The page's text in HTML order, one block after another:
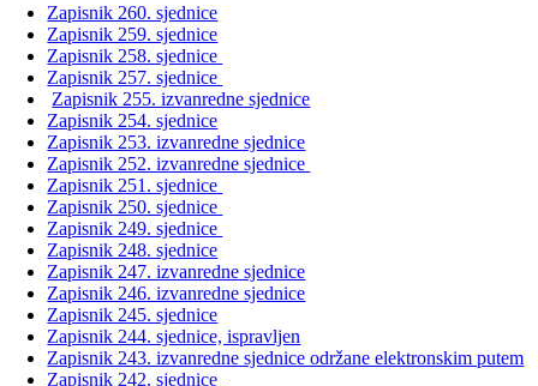
Zapisnik 260. sjednice
Zapisnik 259. sjednice
Zapisnik 258. sjednice
Zapisnik 257. sjednice
Zapisnik 255. izvanredne sjednice
Zapisnik 254. sjednice
Zapisnik 253. izvanredne sjednice
Zapisnik 252. izvanredne sjednice
Zapisnik 251. sjednice
Zapisnik 250. sjednice
Zapisnik 249. sjednice
Zapisnik 248. sjednice
Zapisnik 247. izvanredne sjednice
Zapisnik 246. izvanredne sjednice
Zapisnik 245. sjednice
Zapisnik 244. sjednice, ispravljen
Zapisnik 243. izvanredne sjednice održane elektronskim putem
Zapisnik 242. sjednice